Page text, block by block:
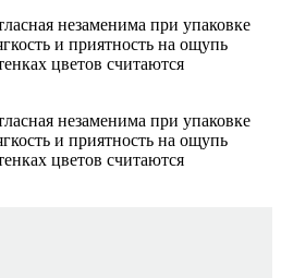
незаменима при упаковке
и приятность на ощупь
цветов считаются
незаменима при упаковке
и приятность на ощупь
цветов считаются